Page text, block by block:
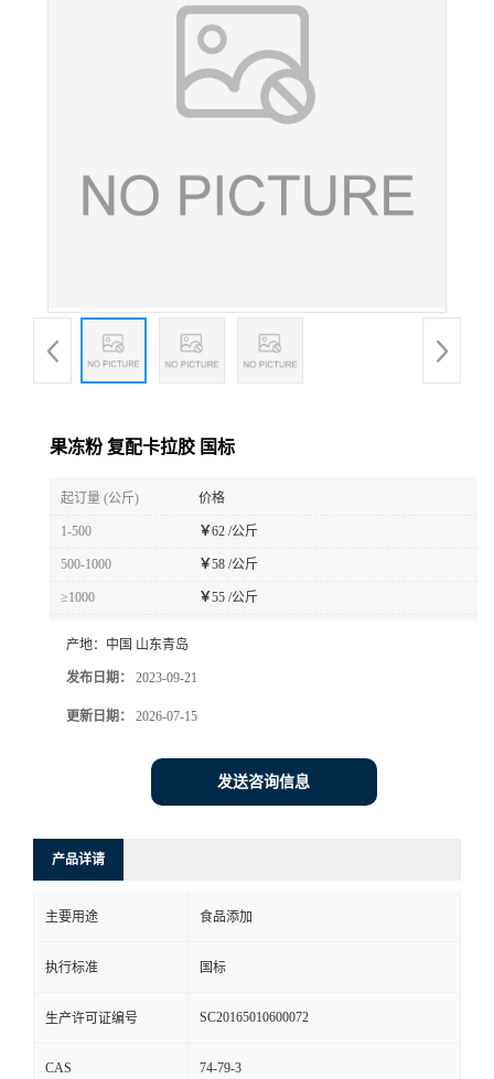
果冻粉 复配卡拉胶 国标
起订量 (公斤) 价格
1-500 ￥62 /公斤
500-1000 ￥58 /公斤
≥1000 ￥55 /公斤
产地： 中国 山东青岛
发布日期： 2023-09-21
更新日期： 2026-07-15
发送咨询信息
产品详请
主要用途 食品添加
执行标准 国标
生产许可证编号 SC20165010600072
CAS 74-79-3